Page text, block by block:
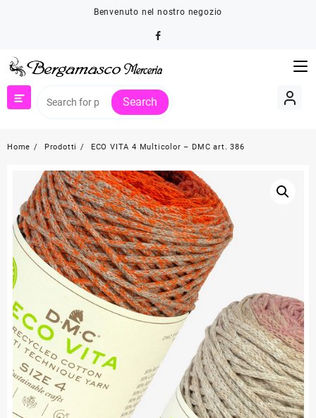
Benvenuto nel nostro negozio
Search
Home Prodotti ECO VITA 4 Multicolor – DMC art. 386